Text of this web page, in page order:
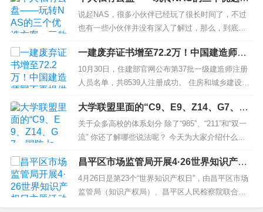
行了清洗。...
案：三款值得入手的设备
说起NAS，很多小伙伴已经玩了很长时间了，不过
也有一些小伙伴并没有深入了解过，那么，到底什
么是NAS呢？ NAS的英文全拼是Network Attached
Storage，翻译过来就是网络存储器，就是连接在网
络上，具备资料存储功能的装置，更多小伙伴简单
地称其为私人云盘或者个人网盘...
一建废弃证书增至72.2万！中国建造师网
不再提供查询服务？
10月30日，住建部官网公布第37批一级建造师注册
人员名单，共8539人注册成功。 住房和城乡建设部
关于2020年第三十七批 一级建造师注册人员名单的
公告 根据《注册建造师管理规定》（建设部令第15
3号...
大学联盟里面的“C9、E9、Z14、G7、国
防七子、五院四系...”都是啥？
关于众多高校的体系划分 除了“985”、“211”和“双一
流” 你还了解哪些说法呢？ 今天为大家介绍什么是
“C9” 什么是“国防七子” 什么又是“五院四系”…… 高
校联盟是什么？ 高校联盟，即大学联盟 ，是若干所
有着共同利益...
昌平区市场监管局开展4·26世界知识产权
日主题活动
4月26日是第23个“世界知识产权日”，由昌平区市场
监管局（知识产权局）、昌平区人民检察院联合举